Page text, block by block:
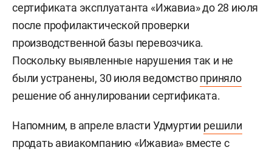
сертификата эксплуатанта «Ижавиа» до 28 июля
после профилактической проверки
производственной базы перевозчика.
Поскольку выявленные нарушения так и не
были устранены, 30 июля ведомствоприняло
решение об аннулировании сертификата.
Напомним, в апреле власти Удмуртии решили
продать авиакомпанию «Ижавиа» вместе с